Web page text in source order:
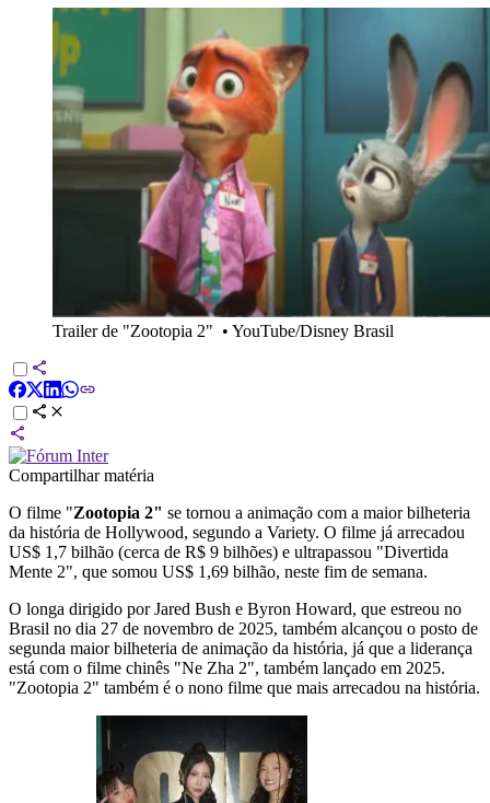
Trailer de "Zootopia 2" • YouTube/Disney Brasil
Compartilhar matéria
O filme "Zootopia 2" se tornou a animação com a maior bilheteria
da história de Hollywood, segundo a Variety. O filme já arrecadou
US$ 1,7 bilhão (cerca de R$ 9 bilhões) e ultrapassou "Divertida
Mente 2", que somou US$ 1,69 bilhão, neste fim de semana.
O longa dirigido por Jared Bush e Byron Howard, que estreou no
Brasil no dia 27 de novembro de 2025, também alcançou o posto de
segunda maior bilheteria de animação da história, já que a liderança
está com o filme chinês "Ne Zha 2", também lançado em 2025.
"Zootopia 2" também é o nono filme que mais arrecadou na história.